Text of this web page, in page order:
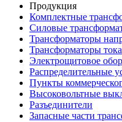
Продукция
Комплектные
Силовые
Трансформаторы
Трансформаторы тока
Электрощитовое
Распределительные
Пункты
Высоковольтные
Разъединители
Запасные части